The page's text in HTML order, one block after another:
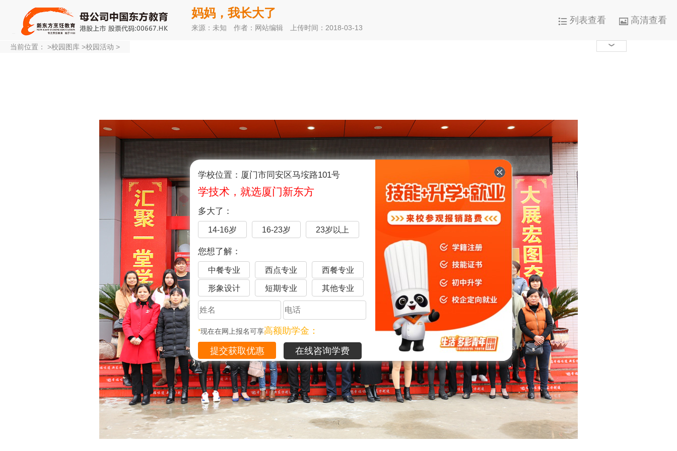
学校位置：厦门市同安区马垵路101号
学技术，就选厦门新东方
多大了：
14-16岁 16-23岁 23岁以上
您想了解：
中餐专业 西点专业 西餐专业
形象设计 短期专业 其他专业
*现在在网上报名可享高额助学金：
在线咨询学费
妈妈，我长大了
来源：未知 作者：网站编辑 上传时间：2018-03-13
 列表查看  高清查看
当前位置： >校园图库 >校园活动 > 
